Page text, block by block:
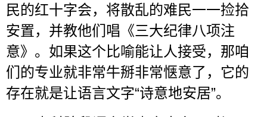
民的红十字会，将散乱的难民一一捡拾
安置，并教他们唱《三大纪律八项注
意》。如果这个比喻能让人接受，那咱
们的专业就非常牛掰非常惬意了，它的
存在就是让语言文字“诗意地安居”。